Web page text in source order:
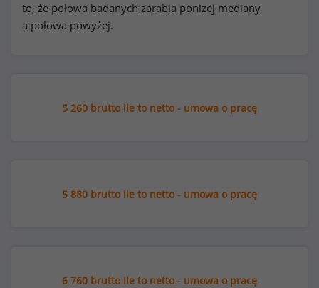
to, że połowa badanych zarabia poniżej mediany
a połowa powyżej.
5 260 brutto ile to netto - umowa o pracę
5 880 brutto ile to netto - umowa o pracę
6 760 brutto ile to netto - umowa o pracę